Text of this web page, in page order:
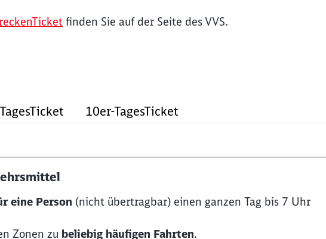
finden Sie auf der Seite des VVS.
10er-TagesTicket
eine Person (nicht übertragbar) einen ganzen Tag bis 7 Uhr
Zonen zu beliebig häufigen Fahrten.
Abbrechen Weiter